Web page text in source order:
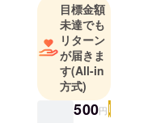
目標金額
未達でも
リターン
が届きま
す(All-in
方式)
500円